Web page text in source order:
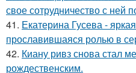
свое сотрудничество с ней
41. Екатерина Гусева -
прославившаяся ролью в
42. Киану ривз снова стал
рождественским.